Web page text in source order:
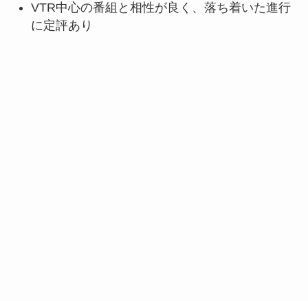
VTR中心の番組と相性が良く、落ち着いた進行
に定評あり